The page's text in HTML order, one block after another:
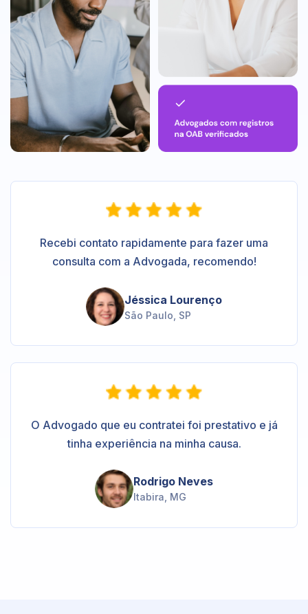
Recebi contato rapidamente para fazer uma
consulta com a Advogada, recomendo!
Jéssica Lourenço
São Paulo, SP
O Advogado que eu contratei foi prestativo e já
tinha experiência na minha causa.
Rodrigo Neves
Itabira, MG